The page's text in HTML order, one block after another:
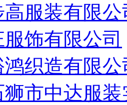
高服装有限公
饰有限公司
鸿织造有限公
市中达服